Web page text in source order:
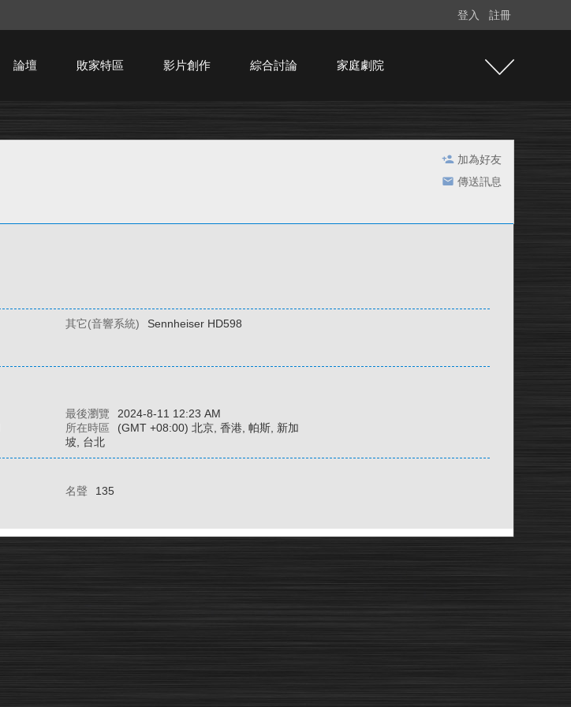
登入 註冊
論壇 敗家特區 影片創作 綜合討論 家庭劇院
加為好友
傳送訊息
其它(音響系統) Sennheiser HD598
最後瀏覽
2024-8-11 12:23 AM
所在時區
(GMT +08:00) 北京, 香港, 帕斯, 新加
坡, 台北
名聲
135